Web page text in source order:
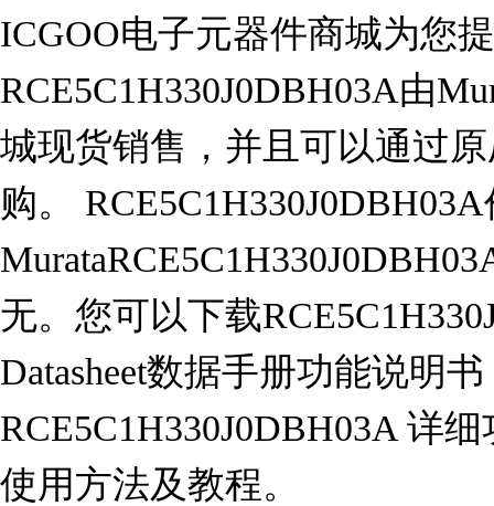
ICGOO电子元器件商城为您
RCE5C1H330J0DBH03A由
城现货销售，并且可以通过
购。
无。您可以下载
Datasheet数据手册功能说明
RCE5C1H330J0DBH03A 详
使用方法及教程。